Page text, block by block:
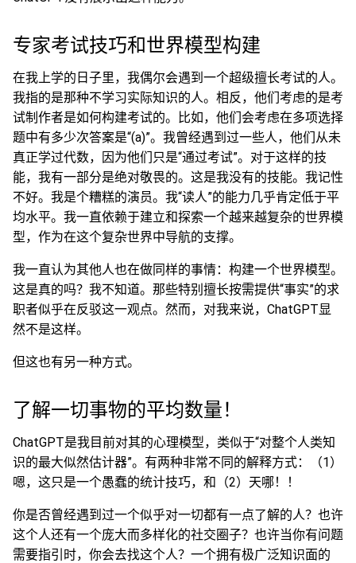
专家考试技巧和世界模型构建
在我上学的日子里，我偶尔会遇到一个超级擅长考试的人。
我指的是那种不学习实际知识的人。相反，他们考虑的是考
试制作者是如何构建考试的。比如，他们会考虑在多项选择
题中有多少次答案是“(a)”。我曾经遇到过一些人，他们从未
真正学过代数，因为他们只是“通过考试”。对于这样的技
能，我有一部分是绝对敬畏的。这是我没有的技能。我记性
不好。我是个糟糕的演员。我“读人”的能力几乎肯定低于平
均水平。我一直依赖于建立和探索一个越来越复杂的世界模
型，作为在这个复杂世界中导航的支撑。
我一直认为其他人也在做同样的事情：构建一个世界模型。
这是真的吗？我不知道。那些特别擅长按需提供“事实”的求
职者似乎在反驳这一观点。然而，对我来说，ChatGPT显
然不是这样。
但这也有另一种方式。
了解一切事物的平均数量！
ChatGPT是我目前对其的心理模型，类似于“对整个人类知
识的最大似然估计器”。有两种非常不同的解释方式：（1）
嗯，这只是一个愚蠢的统计技巧，和（2）天哪！！
你是否曾经遇到过一个似乎对一切都有一点了解的人？也许
这个人还有一个庞大而多样化的社交圈子？也许当你有问题
需要指引时，你会去找这个人？一个拥有极广泛知识面的